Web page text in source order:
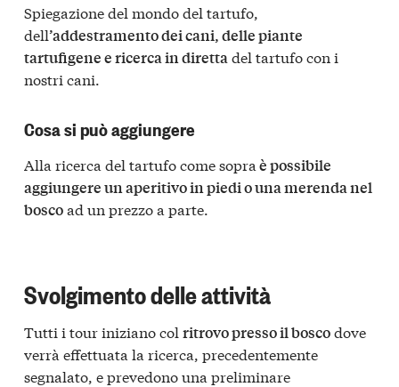
Spiegazione del mondo del tartufo,
dell’addestramento dei cani, delle piante
tartufigene e ricerca in direttadel tartufo con i
nostri cani.
Cosa si può aggiungere
Alla ricerca del tartufo come sopra è possibile
aggiungere un aperitivo in piedi o una merenda nel
boscoad un prezzo a parte.
Svolgimento delle attività
Tutti i tour iniziano col ritrovo presso il boscodove
verrà effettuata la ricerca, precedentemente
segnalato, e prevedono una preliminare